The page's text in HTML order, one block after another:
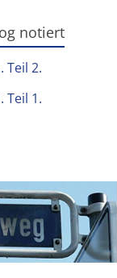
notiert
Teil 2.
Teil 1.